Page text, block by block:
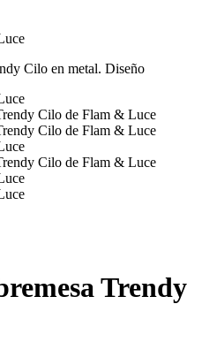
Cilo en metal. Diseño
Trendy